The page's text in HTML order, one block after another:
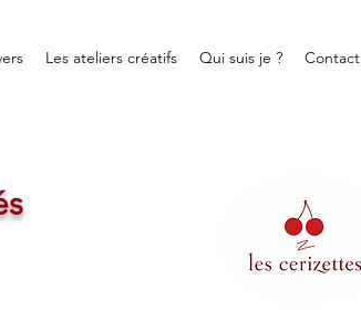
Les ateliers créatifs Qui suis je ? Contact